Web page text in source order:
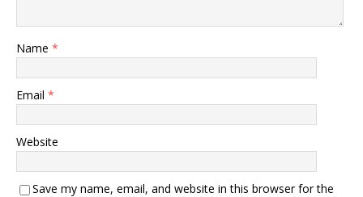
Name *
Email *
Website
Save my name, email, and website in this browser for the